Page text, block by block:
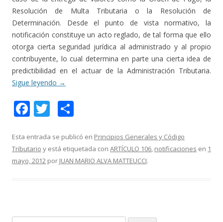
Resolución de Multa Tributaria o la Resolución de
Determinación. Desde el punto de vista normativo, la
notificación constituye un acto reglado, de tal forma que ello
otorga cierta seguridad jurídica al administrado y al propio
contribuyente, lo cual determina en parte una cierta idea de
predictibilidad en el actuar de la Administración Tributaria.
Sigue leyendo →
F
e
b
T
itt
er
m
p
Esta entrada se publicó en Principios Generales y Código
Tributario y está etiquetada con ARTÍCULO 106, notificaciones en 1
mayo, 2012 por JUAN MARIO ALVA MATTEUCCI.